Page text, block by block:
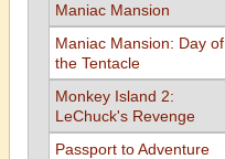
Maniac Mansion
Maniac Mansion: Day of
the Tentacle
Monkey Island 2:
LeChuck's Revenge
Passport to Adventure